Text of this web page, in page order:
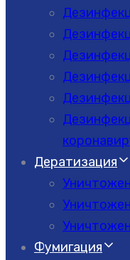
Дератизация
Фумигация